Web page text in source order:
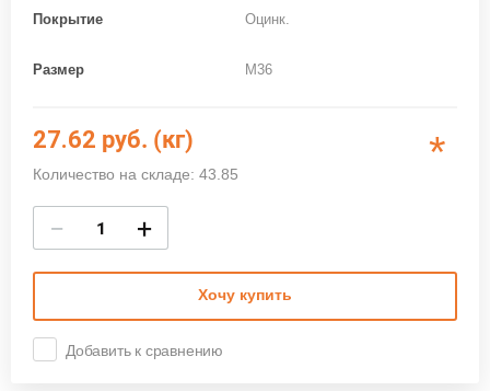
Покрытие Оцинк.
Размер M36
27.62 руб. (кг)
Количество на складе: 43.85 *
− +
Хочу купить
Добавить к сравнению